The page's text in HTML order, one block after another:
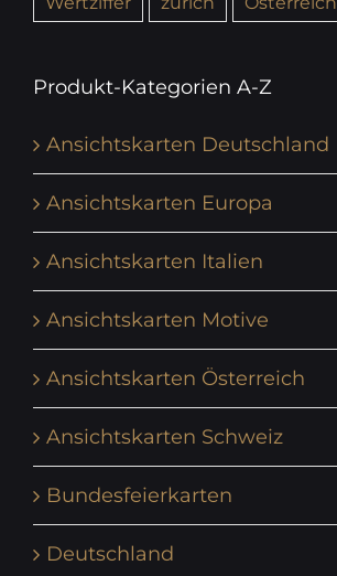
Produkt-Kategorien A-Z
Ansichtskarten Deutschland
Ansichtskarten Europa
Ansichtskarten Italien
Ansichtskarten Motive
Ansichtskarten Österreich
Ansichtskarten Schweiz
Bundesfeierkarten
Deutschland